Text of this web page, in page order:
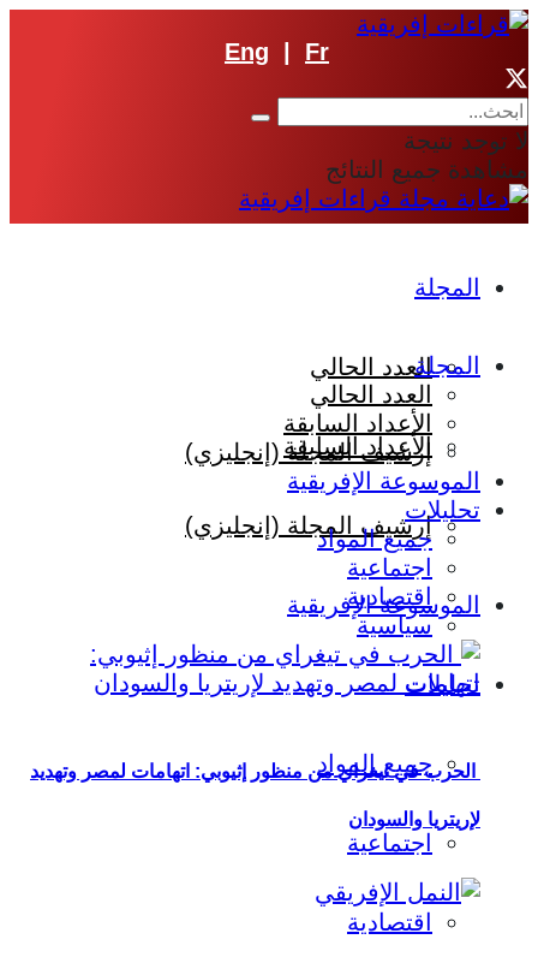
Eng Fr
لا توجد نتيجة
مشاهدة جميع النتائج
المجلة
العدد الحالي
الأعداد السابقة
إرشيف المجلة (إنجليزي)
الموسوعة الإفريقية
تحليلات
جميع المواد
اجتماعية
اقتصادية
المجلة
العدد الحالي
الأعداد السابقة
إرشيف المجلة (إنجليزي)
الموسوعة الإفريقية
تحليلات
جميع المواد
اجتماعية
اقتصادية
سياسية
الحرب في تيغراي من منظور إثيوبي: اتهامات لمصر وتهديد
لإريتريا والسودان